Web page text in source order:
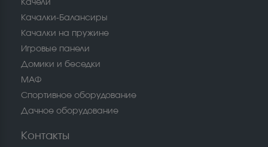
Качели
Качалки-Балансиры
Качалки на пружине
Игровые панели
Домики и беседки
МАФ
Спортивное оборудование
Дачное оборудование
Контакты